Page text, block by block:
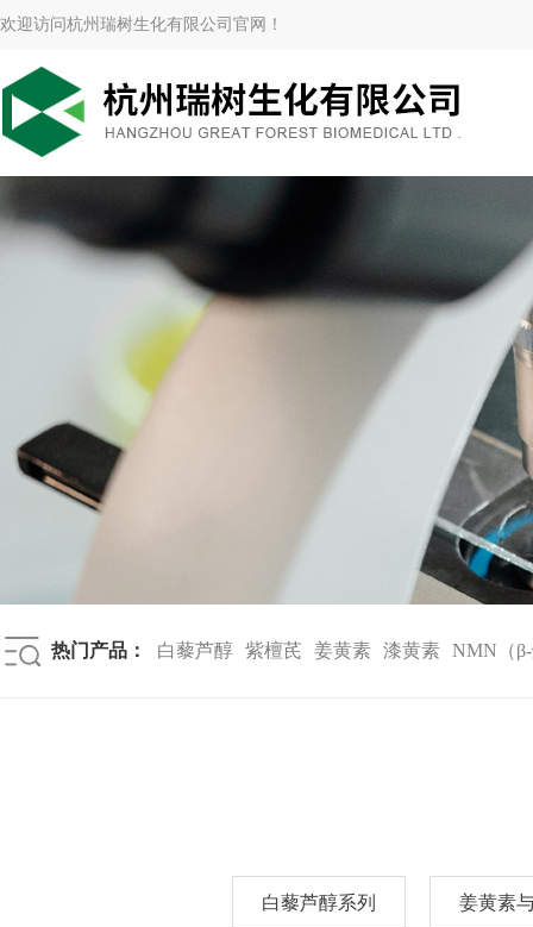
欢迎访问杭州瑞树生化有限公司官网！
热门产品： 白藜芦醇 紫檀芪 姜黄素 漆黄素 NMN（
白藜芦醇系列 姜黄素